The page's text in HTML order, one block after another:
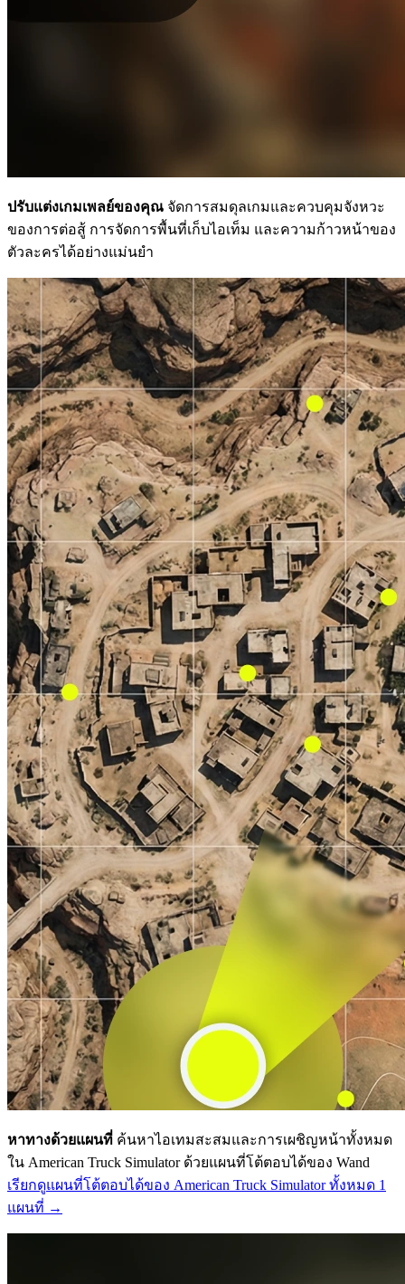
ปรับแต่งเกมเพลย์ของคุณ จัดการสมดุลเกมและควบคุมจังหวะ
ของการต่อสู้ การจัดการพื้นที่เก็บไอเท็ม และความก้าวหน้าของ
ตัวละครได้อย่างแม่นยำ
หาทางด้วยแผนที่ ค้นหาไอเทมสะสมและการเผชิญหน้าทั้งหมด
ใน American Truck Simulator ด้วยแผนที่โต้ตอบได้ของ Wand
เรียกดูแผนที่โต้ตอบได้ของ American Truck Simulator ทั้งหมด 1
แผนที่ →